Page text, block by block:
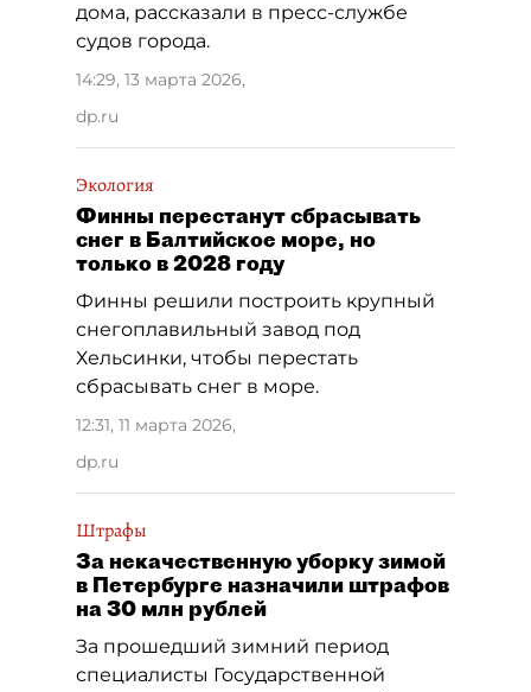
дома, рассказали в пресс-службе
судов города.
14:29, 13 марта 2026,
dp.ru
Экология
Финны перестанут сбрасывать
снег в Балтийское море, но
только в 2028 году
Финны решили построить крупный
снегоплавильный завод под
Хельсинки, чтобы перестать
сбрасывать снег в море.
12:31, 11 марта 2026,
dp.ru
Штрафы
За некачественную уборку зимой
в Петербурге назначили штрафов
на 30 млн рублей
За прошедший зимний период
специалисты Государственной